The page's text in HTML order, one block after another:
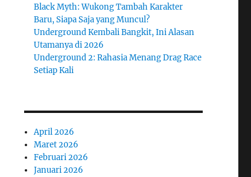
Black Myth: Wukong Tambah Karakter
Baru, Siapa Saja yang Muncul?
Underground Kembali Bangkit, Ini Alasan
Utamanya di 2026
Underground 2: Rahasia Menang Drag Race
Setiap Kali
April 2026
Maret 2026
Februari 2026
Januari 2026